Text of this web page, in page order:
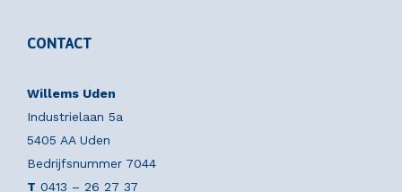
CONTACT
Willems Uden
Industrielaan 5a
5405 AA Uden
Bedrijfsnummer 7044
T 0413 – 26 27 37